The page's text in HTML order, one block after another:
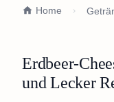
Home
Erdbeer-
und Lecker